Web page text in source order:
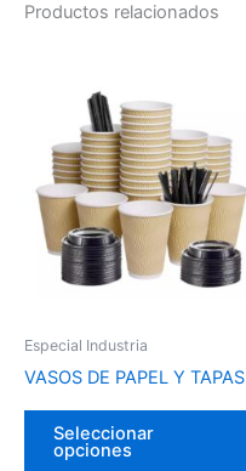
Productos relacionados
Especial Industria
VASOS DE PAPEL Y TAPAS
Seleccionar
opciones